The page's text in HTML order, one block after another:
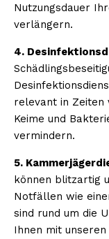
Nutzungsdauer
verlängern.
4.
relevant in Zeiten
Keime und
vermindern.
5.
können blitzartig
Notfällen wie
sind rund um die
Ihnen mit